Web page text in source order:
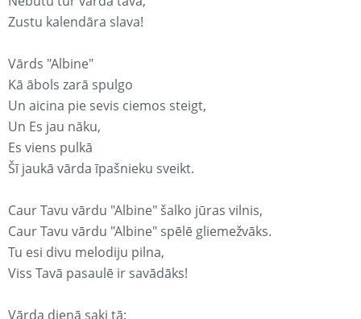
Zustu kalendāra slava!
Vārds "Albine"
Kā ābols zarā spulgo
Un aicina pie sevis ciemos steigt,
Un Es jau nāku,
Es viens pulkā
Šī jaukā vārda īpašnieku sveikt.
Caur Tavu vārdu "Albine" šalko jūras vilnis,
Caur Tavu vārdu "Albine" spēlē gliemežvāks.
Tu esi divu melodiju pilna,
Viss Tavā pasaulē ir savādāks!
Vārda dienā saki tā: